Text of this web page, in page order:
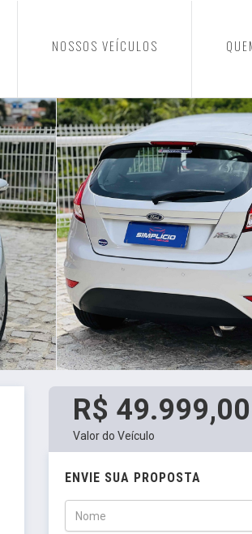
NOSSOS VEÍCULOS
R$ 49.999,00
Valor do Veículo
ENVIE SUA PROPOSTA